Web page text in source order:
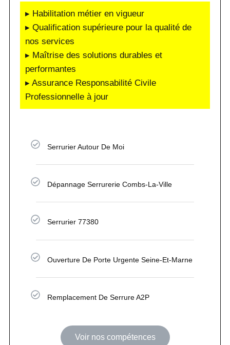
▸ Habilitation métier en vigueur
▸ Qualification supérieure pour la qualité de
nos services
▸ Maîtrise des solutions durables et
performantes
▸ Assurance Responsabilité Civile
Professionnelle à jour
Serrurier Autour De Moi
Dépannage Serrurerie Combs-La-Ville
Serrurier 77380
Ouverture De Porte Urgente Seine-Et-Marne
Remplacement De Serrure A2P
Voir nos compétences